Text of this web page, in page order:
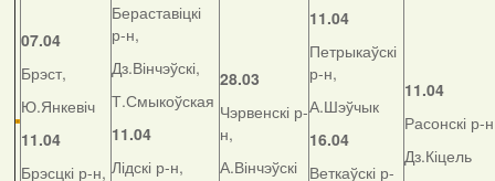
07.04
Брэст,
Ю.Янкевіч
11.04
Брэсцкі р-н,
Бераставіцкі
р-н,
Дз.Вінчэўскі,
Т.Смыкоўская
11.04
Лідскі р-н,
28.03
Чэрвенскі р-
н,
А.Вінчэўскі
11.04
Петрыкаўскі
р-н,
А.Шэўчык
16.04
Веткаўскі р-
11.04
Расонскі р-
Дз.Кіцель